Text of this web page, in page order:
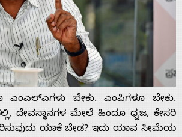
ಎಂಎಲ್‍ಎಗಳು ಬೇಕು. ಎಂಪಿಗಳೂ ಬೇಕು.
ದೇವಸ್ಥಾನಗಳ ಮೇಲೆ ಹಿಂದೂ ಧ್ವಜ, ಕೇಸರಿ
ಯಾಕೆ ಬೇಡ? ಇದು ಯಾವ ಸೀಮೆಯ